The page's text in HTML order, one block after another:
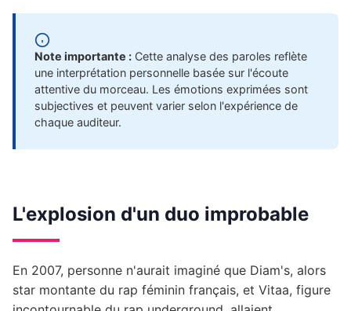
Note importante : Cette analyse des paroles reflète
une interprétation personnelle basée sur l'écoute
attentive du morceau. Les émotions exprimées sont
subjectives et peuvent varier selon l'expérience de
chaque auditeur.
L'explosion d'un duo improbable
En 2007, personne n'aurait imaginé que Diam's, alors
star montante du rap féminin français, et Vitaa, figure